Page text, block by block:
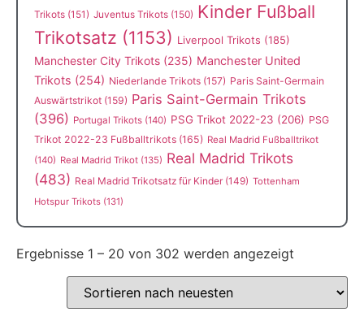
Trikots (151) Juventus Trikots (150) Kinder Fußball
Trikotsatz (1153) Liverpool Trikots (185)
Manchester City Trikots (235) Manchester United
Trikots (254) Niederlande Trikots (157) Paris Saint-Germain
Auswärtstrikot (159) Paris Saint-Germain Trikots
(396) Portugal Trikots (140) PSG Trikot 2022-23 (206) PSG
Trikot 2022-23 Fußballtrikots (165) Real Madrid Fußballtrikot
(140) Real Madrid Trikot (135) Real Madrid Trikots
(483) Real Madrid Trikotsatz für Kinder (149) Tottenham
Hotspur Trikots (131)
Ergebnisse 1 – 20 von 302 werden angezeigt